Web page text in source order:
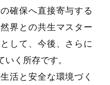
確保へ直接寄与する
界との共生マスター
して、今後、さらに
く所存です。
活と安全な環境づく